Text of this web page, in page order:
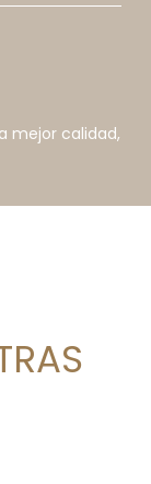
mejor calidad,